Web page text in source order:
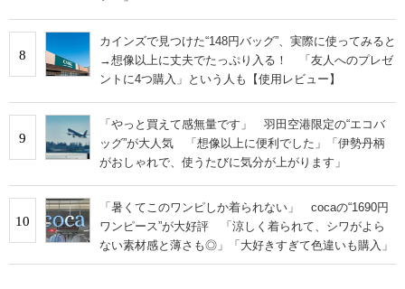
8
カインズで見つけた“148円バッグ”、実際に使ってみると
→想像以上に丈夫でたっぷり入る！ 「友人へのプレゼ
ントに4つ購入」という人も【使用レビュー】
9
「やっと買えて感無量です」 羽田空港限定の“エコバ
ッグ”が大人気 「想像以上に便利でした」「伊勢丹柄
がおしゃれで、使うたびに気分が上がります」
10
「暑くてこのワンピしか着られない」 cocaの“1690円
ワンピース”が大好評 「涼しく着られて、シワがよら
ない素材感と薄さも◎」「大好きすぎて色違いも購入」